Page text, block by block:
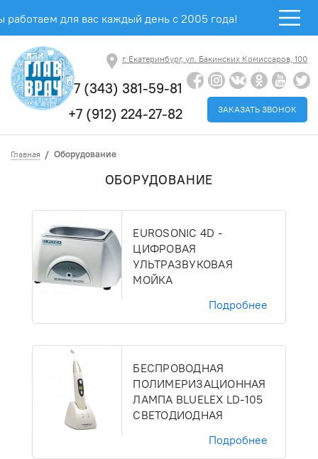
работаем для вас каждый день с 2005 года!
г. Екатеринбург, ул. Бакинских Комиссаров, 100
+7 (343) 381-59-81
+7 (912) 224-27-82
ЗАКАЗАТЬ ЗВОНОК
Главная Оборудование
ОБОРУДОВАНИЕ
EUROSONIC 4D -
ЦИФРОВАЯ
УЛЬТРАЗВУКОВАЯ
МОЙКА
Подробнее
БЕСПРОВОДНАЯ
ПОЛИМЕРИЗАЦИОННАЯ
ЛАМПА BLUELEX LD-105
СВЕТОДИОДНАЯ
Подробнее